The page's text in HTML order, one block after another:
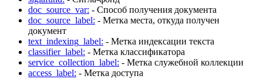
doc_source_var: - Способ получения документа
doc_source_label: - Метка места, откуда получен
документ
text_indexing_label: - Метка индексации текста
classifier_label: - Метка классификатора
service_collection_label: - Метка служебной коллекции
access_label: - Метка доступа